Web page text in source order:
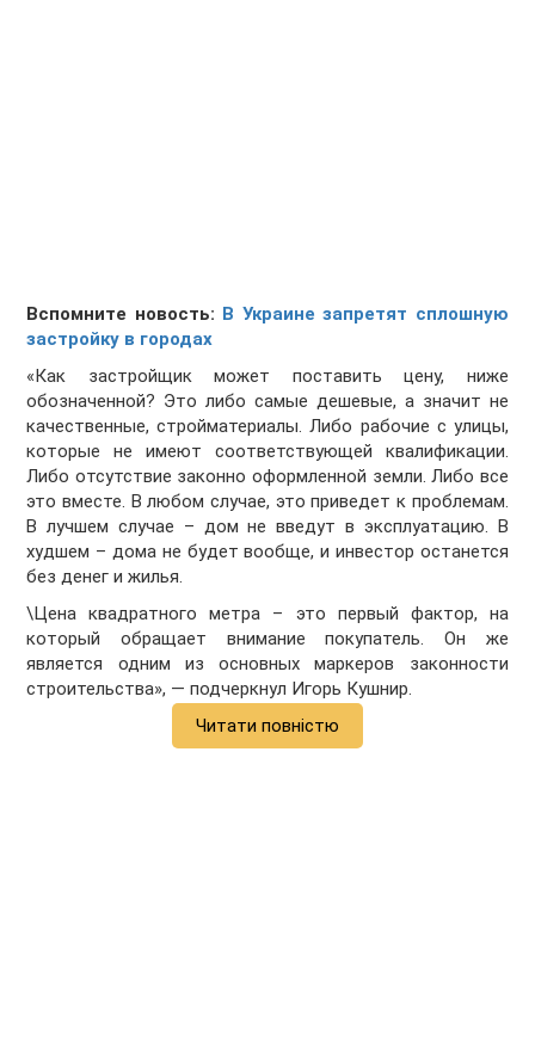
Вспомните новость: В Украине запретят сплошную
застройку в городах
«Как застройщик может поставить цену, ниже
обозначенной? Это либо самые дешевые, а значит не
качественные, стройматериалы. Либо рабочие с улицы,
которые не имеют соответствующей квалификации.
Либо отсутствие законно оформленной земли. Либо все
это вместе. В любом случае, это приведет к проблемам.
В лучшем случае – дом не введут в эксплуатацию. В
худшем – дома не будет вообще, и инвестор останется
без денег и жилья.
\Цена квадратного метра – это первый фактор, на
который обращает внимание покупатель. Он же
является одним из основных маркеров законности
строительства», — подчеркнул Игорь Кушнир.
Читати повністю